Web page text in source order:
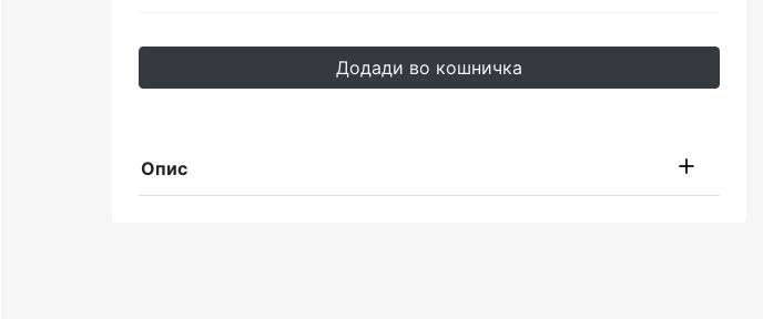
Додади во кошничка
Опис